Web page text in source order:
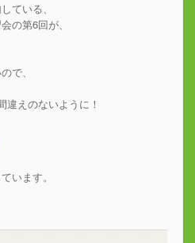
ている、
の第6回が、
で、
えのないように！
います。